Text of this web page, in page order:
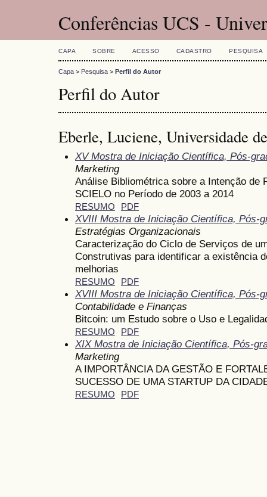
Conferências UCS -
CAPA SOBRE ACESSO CADASTRO PESQUISA
Capa > Pesquisa > Perfil do Autor
Perfil do Autor
Eberle, Luciene, Universidade
XV Mostra de Iniciação Científica, Pós-
Marketing
Análise Bibliométrica sobre a Intenção de
SCIELO no Período de 2003 a 2014
RESUMO PDF
XVIII Mostra de Iniciação Científica, Pós-
Estratégias Organizacionais
Caracterização do Ciclo de Serviços de
Construtivas para identificar a existência
melhorias
RESUMO PDF
XVIII Mostra de Iniciação Científica, Pós-
Contabilidade e Finanças
Bitcoin: um Estudo sobre o Uso e
RESUMO PDF
XIX Mostra de Iniciação Científica, Pós-
Marketing
A IMPORTÂNCIA DA GESTÃO E
SUCESSO DE UMA STARTUP DA
RESUMO PDF